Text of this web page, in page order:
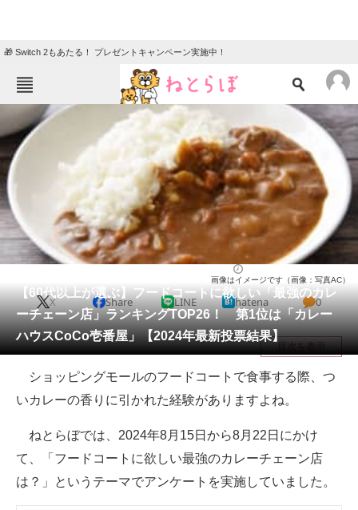
🎁 Switch 2もあたる！ プレゼントキャンペーン実施中！
ねとらぼメニュー
TOP ニュース
エンタメ クイズ
グルメ
住まい 教育・育児
動物 リサーチ
会員記事
メディア
注目記事を集めた総合ページ
ITの今と未来を見通す
スマホと通信の最新トレンド
進化するPCとデバイスの未来
【60代以上が選ぶ】フードコートに欲しい「最強のカレ
ーチェーン店」ランキングTOP26！ 第1位は「カレー
ハウスCoCo壱番屋」【2024年最新投票結果】
画像はイメージです（画像：写真AC）
X Share LINE hatena 0
目次を表示
ショッピングモールのフードコートで食事する際、つ
いカレーの香りに引かれた経験がありますよね。
ねとらぼでは、2024年8月15日から8月22日にかけ
て、「フードコートに欲しい最強のカレーチェーン店
は？」というテーマでアンケートを実施していました。